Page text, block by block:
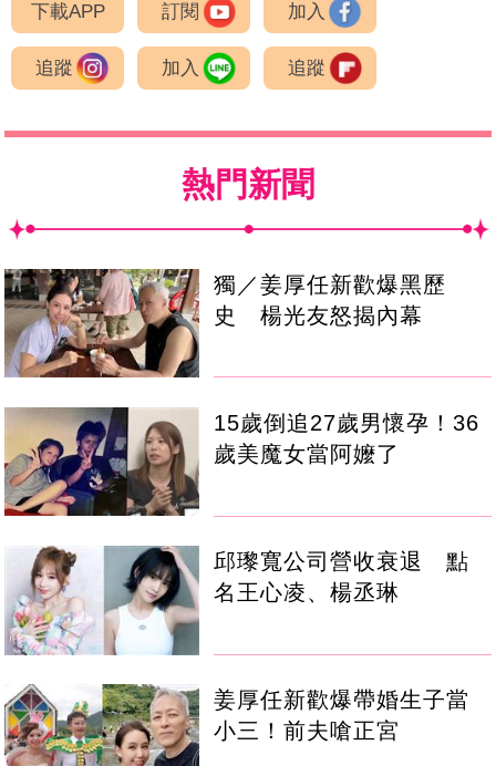
下載APP 訂閱 加入
追蹤 加入 追蹤
熱門新聞
獨／姜厚任新歡爆黑歷
史 楊光友怒揭內幕
15歲倒追27歲男懷孕！36
歲美魔女當阿嬤了
邱瓈寬公司營收衰退 點
名王心凌、楊丞琳
姜厚任新歡爆帶婚生子當
小三！前夫嗆正宮